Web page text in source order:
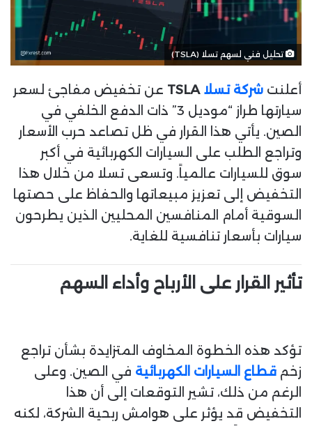
إ
و
ن
ا
تحليل فني لسهم تسلا (TSLA)
أعلنت شركة تسلا TSLA عن تخفيض مفاجئ لسعر
سيارتها طراز “موديل 3” ذات الدفع الخلفي في
الصين. يأتي هذا القرار في ظل تصاعد حرب الأسعار
وتراجع الطلب على السيارات الكهربائية في أكبر
سوق للسيارات عالمياً. وتسعى تسلا من خلال هذا
التخفيض إلى تعزيز مبيعاتها والحفاظ على حصتها
السوقية أمام المنافسين المحليين الذين يطرحون
سيارات بأسعار تنافسية للغاية.
تأثير القرار على الأرباح وأداء السهم
تؤكد هذه الخطوة المخاوف المتزايدة بشأن تراجع
زخم قطاع السيارات الكهربائية في الصين. وعلى
الرغم من ذلك، تشير التوقعات إلى أن هذا
التخفيض قد يؤثر على هوامش ربحية الشركة، لكنه